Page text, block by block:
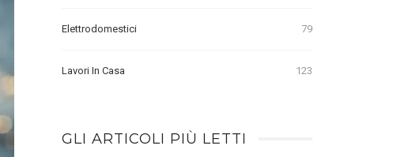
Elettrodomestici 79
Lavori In Casa 123
GLI ARTICOLI PIÙ LETTI